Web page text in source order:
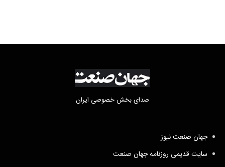
صدای بخش خصوصی ایران
جهان صنعت نیوز
سایت قدیمی روزنامه جهان صنعت